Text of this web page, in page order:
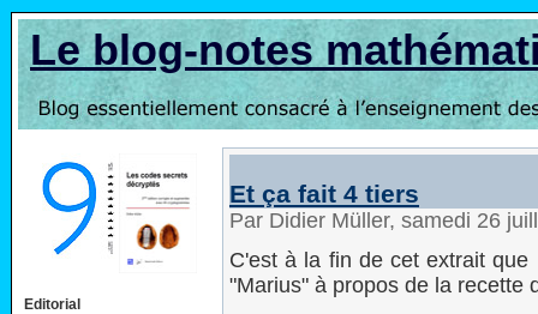
Le blog-notes
Editorial
Et ça fait 4 tiers
Par Didier Müller, samedi 26
C'est à la fin de cet extrait
"Marius" à propos de la recette